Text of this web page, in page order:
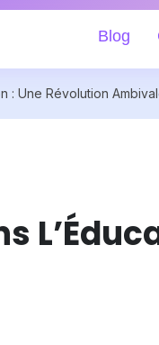
Blog
: Une Révolution